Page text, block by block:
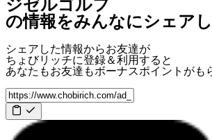
ジゼルゴルフ
の情報をみんなにシェアし
シェアした情報からお友達が
ちょびリッチに登録＆利用すると
あなたもお友達もボーナスポイント がも